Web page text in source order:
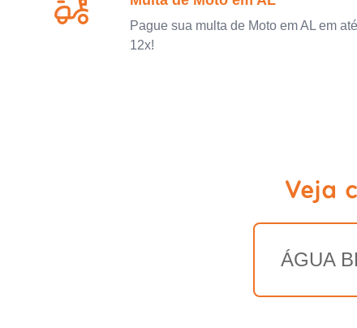
Pague sua multa de Moto em AL em até
12x!
Veja
ÁGUA